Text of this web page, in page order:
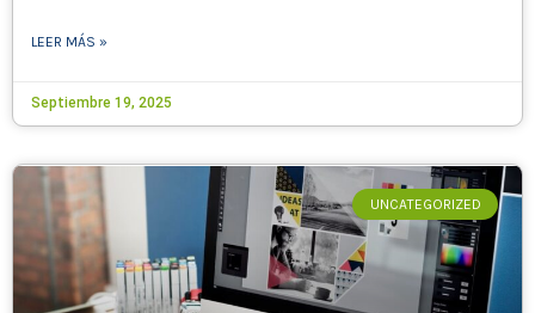
LEER MÁS »
Septiembre 19, 2025
UNCATEGORIZED